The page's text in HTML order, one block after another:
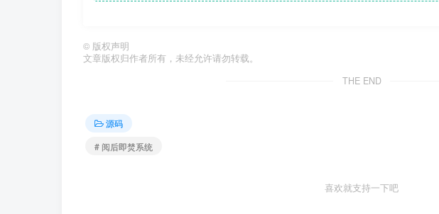
© 版权声明
文章版权归作者所有，未经允许请勿转载。
THE END
源码
# 阅后即焚系统
喜欢就支持一下吧